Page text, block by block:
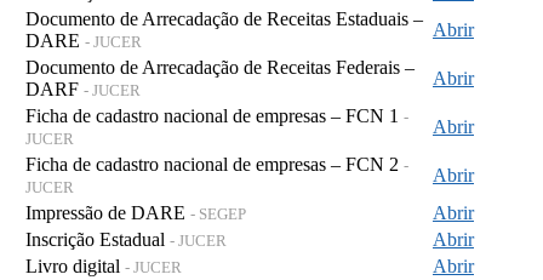
Documento de Arrecadação de Receitas Estaduais –
DARE - JUCER
Abrir
Documento de Arrecadação de Receitas Federais –
DARF - JUCER
Abrir
Ficha de cadastro nacional de empresas – FCN 1 -
JUCER
Abrir
Ficha de cadastro nacional de empresas – FCN 2 -
JUCER
Abrir
Impressão de DARE - SEGEP
Abrir
Inscrição Estadual - JUCER
Abrir
Livro digital - JUCER
Abrir